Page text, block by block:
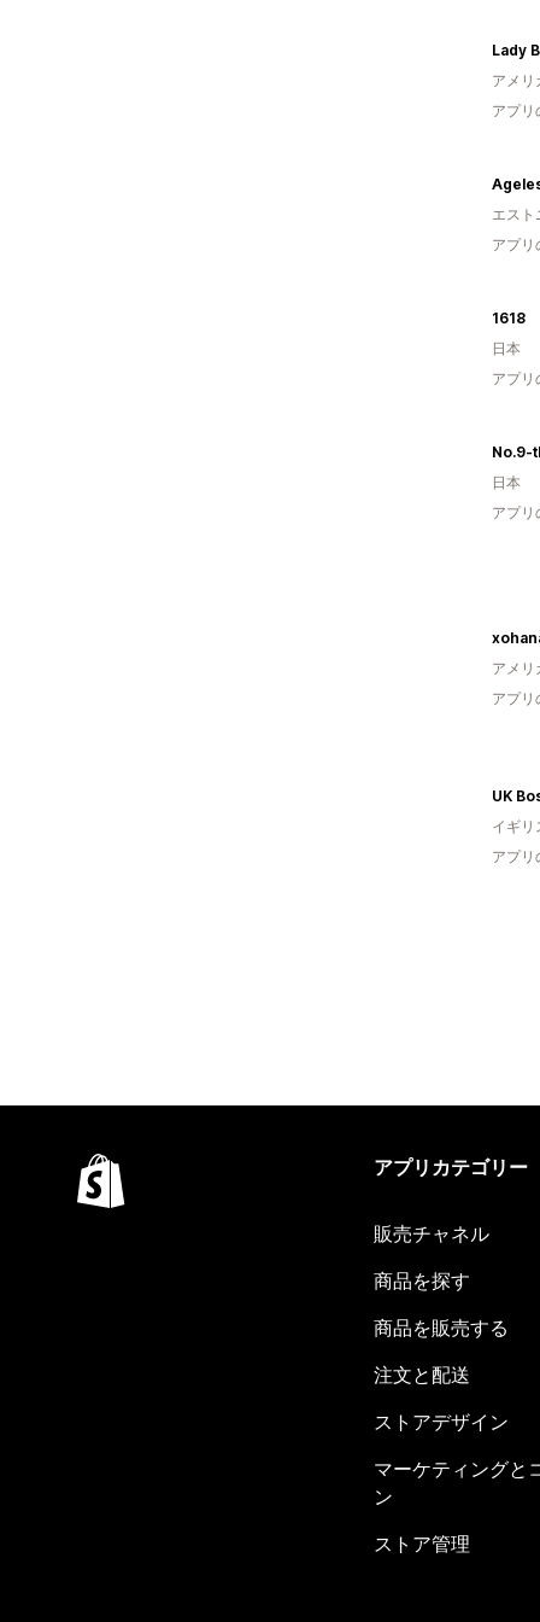
アメリ
アプリ
エスト
アプリ
1618
日本
アプリ
No.9-
日本
アプリ
アメリ
アプリ
イギリ
アプリ
アプリカテゴリー
販売チャネル
商品を探す
商品を販売する
注文と配送
ストアデザイン
マーケティングと
ン
ストア管理